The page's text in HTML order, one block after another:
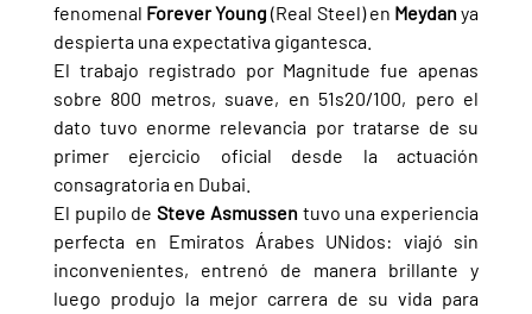
fenomenal Forever Young (Real Steel) en Meydan ya
despierta una expectativa gigantesca.
El trabajo registrado por Magnitude fue apenas
sobre 800 metros, suave, en 51s20/100, pero el
dato tuvo enorme relevancia por tratarse de su
primer ejercicio oficial desde la actuación
consagratoria en Dubai.
El pupilo de Steve Asmussen tuvo una experiencia
perfecta en Emiratos Árabes UNidos: viajó sin
inconvenientes, entrenó de manera brillante y
luego produjo la mejor carrera de su vida para